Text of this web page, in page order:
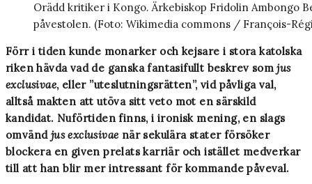
Orädd kritiker i Kongo. Ärkebiskop Fridolin Ambongo
påvestolen. (Foto: Wikimedia commons / François-
Förr i tiden kunde monarker och kejsare i stora katolska
riken hävda vad de ganska fantasifullt beskrev somjus
exclusivae, eller ”uteslutningsrätten”, vid påvliga val,
alltså makten att utöva sitt veto mot en särskild
kandidat. Nuförtiden finns, i ironisk mening, en slags
omvänd jus exclusivae när sekulära stater försöker
blockera en given prelats karriär och istället medverkar
till att han blir mer intressant för kommande påveval.